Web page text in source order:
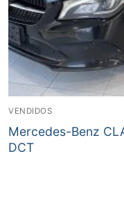
VENDIDOS
Mercedes-Benz
DCT